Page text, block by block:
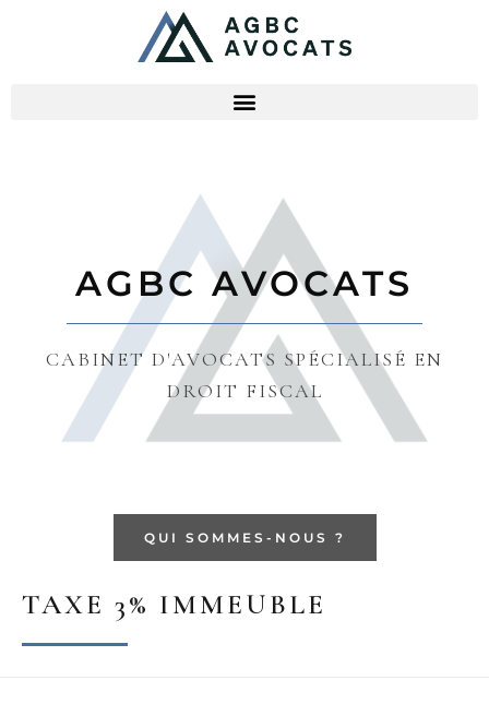
AGBC AVOCATS
CABINET D'AVOCATS SPÉCIALISÉ EN
DROIT FISCAL
QUI SOMMES-NOUS ?
TAXE 3% IMMEUBLE